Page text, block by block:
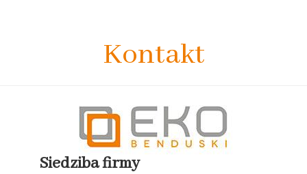
Kontakt
Siedziba firmy